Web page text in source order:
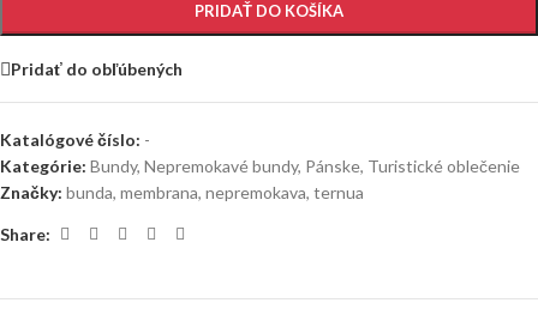
PRIDAŤ DO KOŠÍKA
Pridať do obľúbených
Katalógové číslo: -
Kategórie: Bundy, Nepremokavé bundy, Pánske, Turistické oblečenie
Značky: bunda, membrana, nepremokava, ternua
Share: